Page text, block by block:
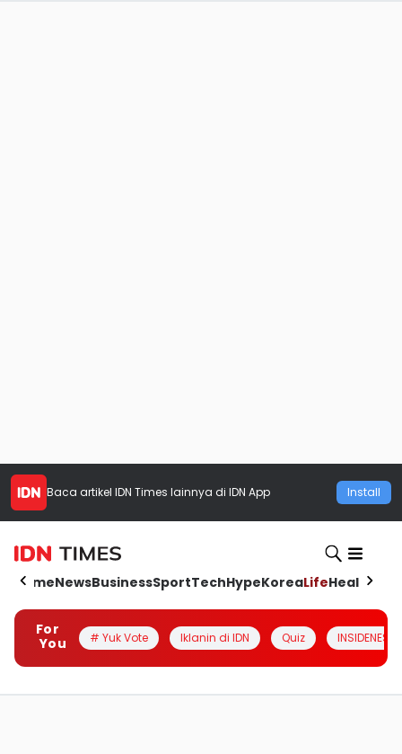
Baca artikel IDN Times lainnya di IDN App Install
HomeNewsBusinessSportTechHypeKoreaLifeHealth
For
You
# Yuk Vote Iklanin di IDN Quiz INSIDENESIA